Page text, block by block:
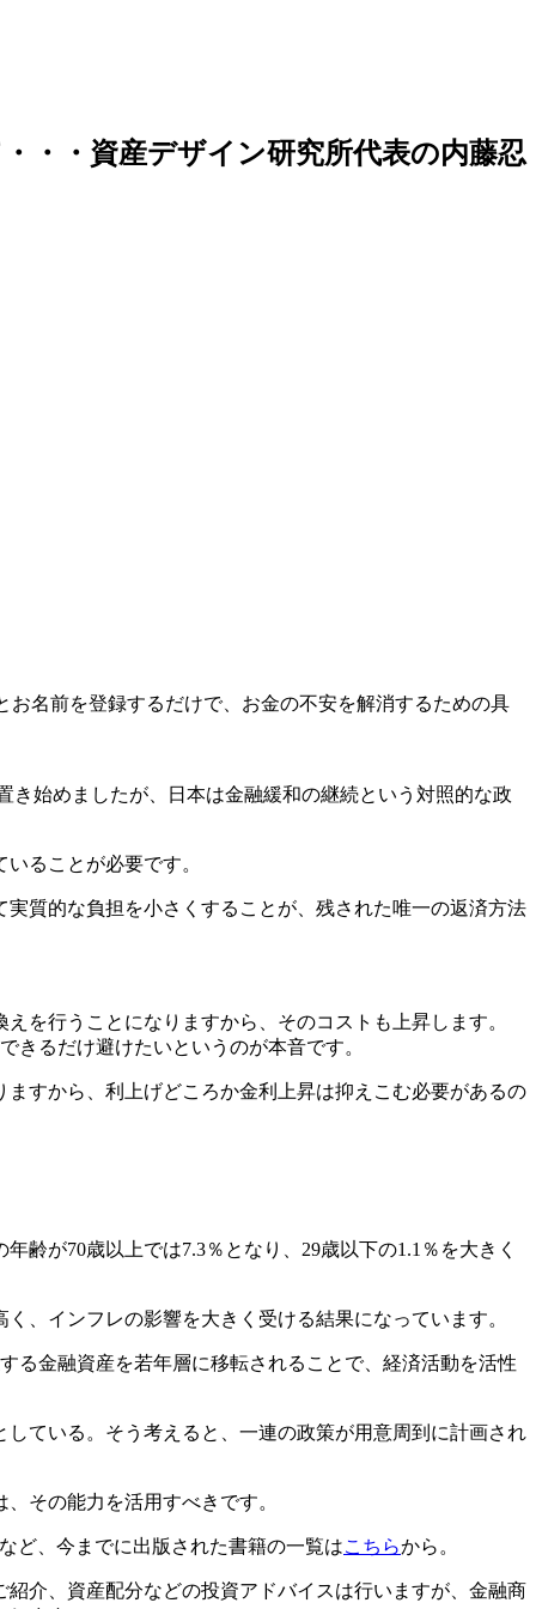
・・資産デザイン研究所代表の内藤忍
お名前を登録するだけで、お金の不安を解消するための具
始めましたが、日本は金融緩和の継続という対照的な政
ることが必要です。
質的な負担を小さくすることが、残された唯一の返済方法
を行うことになりますから、そのコストも上昇します。
きるだけ避けたいというのが本音です。
すから、利上げどころか金利上昇は抑えこむ必要があるの
齢が70歳以上では7.3％となり、29歳以下の1.1％を大きく
、インフレの影響を大きく受ける結果になっています。
る金融資産を若年層に移転されることで、経済活動を活性
ている。そう考えると、一連の政策が用意周到に計画され
その能力を活用すべきです。
ど、今までに出版された書籍の一覧はこちらから。
介、資産配分などの投資アドバイスは行いますが、金融商